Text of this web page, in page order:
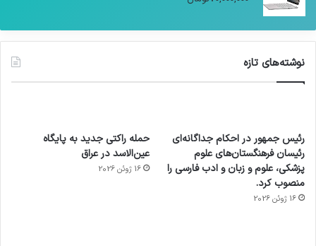
نوشته‌های تازه
رئیس جمهور در احکام جداگانه‌ای
رئیسان فرهنگستان‌های علوم
پزشکی، علوم و زبان و ادب فارسی را
منصوب کرد.
16 ژوئن 2026
حمله راکتی جدید به پایگاه
عین‌الاسد در عراق
16 ژوئن 2026